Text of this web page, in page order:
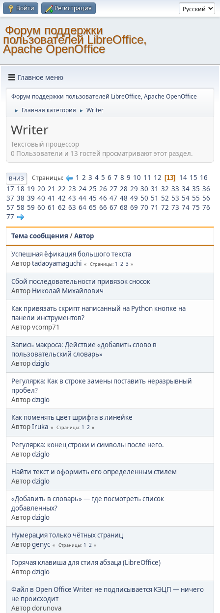
Войти Регистрация
Форум поддержки
пользователей LibreOffice,
Apache OpenOffice
Главное меню
Форум поддержки пользователей LibreOffice, Apache OpenOffice
► Главная категория ► Writer
Writer
Текстовый процессор
0 Пользователи и 13 гостей просматривают этот раздел.
ВНИЗ Страницы 1 2 3 4 5 6 7 8 9 10 11 12 13 14 15 16
17 18 19 20 21 22 23 24 25 26 27 28 29 30 31 32 33 34 35 36
37 38 39 40 41 42 43 44 45 46 47 48 49 50 51 52 53 54 55 56
57 58 59 60 61 62 63 64 65 66 67 68 69 70 71 72 73 74 75 76
77
Тема сообщения /Автор
Успешная ёфикация большого текста
Авторtadaoyamaguchi Страницы 1 2 3
Сбой последовательности привязок сносок
Автор Николай Михайлович
Как привязать скрипт написанный на Python кнопке на
панели инструментов?
Автор vcomp71
Запись макроса: Действие «добавить слово в
пользовательский словарь»
Авторdziglo
Регулярка: Как в строке замены поставить неразрывный
пробел?
Авторdziglo
Как поменять цвет шрифта в линейке
АвторIruka Страницы 1 2
Регулярка: конец строки и символы после него.
Авторdziglo
Найти текст и оформить его определенным стилем
Авторdziglo
«Добавить в словарь» — где посмотреть список
добавленных?
Авторdziglo
Нумерация только чётных страниц
Авторgenyc Страницы 1 2
Горячая клавиша для стиля абзаца (LibreOffice)
Авторdziglo
Файл в Open Office Writer не подписывается КЭЦП — ничего
не происходит
Автор dorunova